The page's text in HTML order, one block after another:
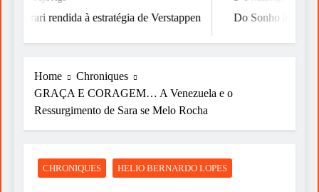
Ferrari rendida à estratégia de Verstappen Do Sonho à Vitória
Home
Chroniques
GRAÇA E CORAGEM… A Venezuela e o
Ressurgimento de Sara se Melo Rocha
CHRONIQUES HELIO BERNARDO LOPES